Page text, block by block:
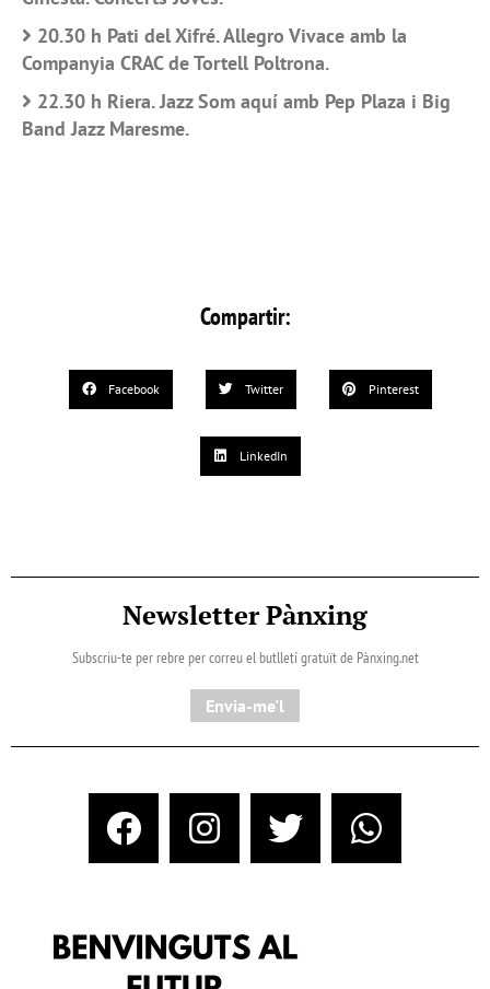
20.30 h Pati del Xifré. Allegro Vivace amb la
Companyia CRAC de Tortell Poltrona.
22.30 h Riera. Jazz Som aquí amb Pep Plaza i Big
Band Jazz Maresme.
Compartir:
Facebook Twitter Pinterest
LinkedIn
Newsletter Pànxing
Subscriu-te per rebre per correu el butlletí gratuït de Pànxing.net​
Envia-me'l